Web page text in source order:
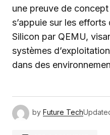
une preuve de
s’appuie sur les efforts
Silicon par QEMU,
systèmes
dans des
by Future Tech